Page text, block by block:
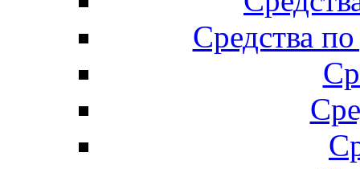
Средства